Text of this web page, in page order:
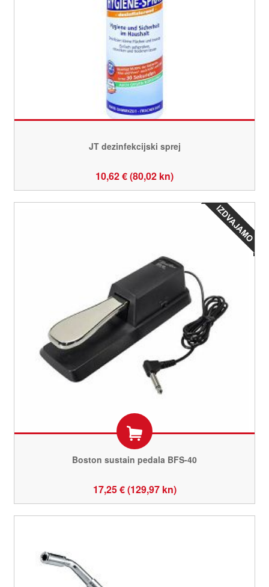
JT dezinfekcijski sprej
10,62 € (80,02 kn)
Boston sustain pedala BFS-40
17,25 € (129,97 kn)